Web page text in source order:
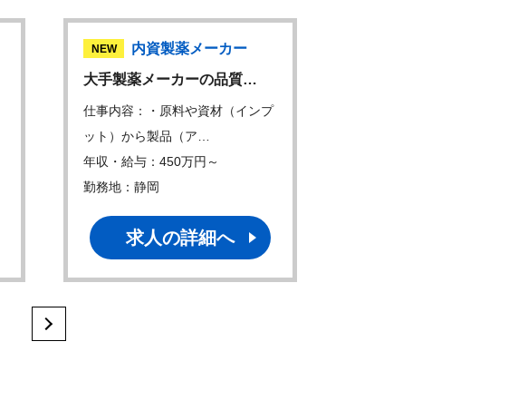
NEW
内資製薬メーカー
大手製薬メーカーの品質…
仕事内容：・原料や資材（インプ
ット）から製品（ア…
年収・給与：450万円～
勤務地：静岡
求人の詳細へ